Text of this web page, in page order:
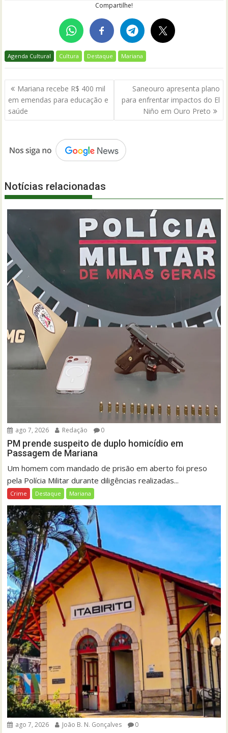
Compartilhe!
Agenda Cultural Cultura Destaque Mariana
Navegação
de
Post
Mariana recebe R$ 400 mil
em emendas para educação e
saúde
Saneouro apresenta plano
para enfrentar impactos do El
Niño em Ouro Preto
Notícias relacionadas
ago 7, 2026 Redação 0
PM prende suspeito de duplo homicídio em
Passagem de Mariana
Um homem com mandado de prisão em aberto foi preso
pela Polícia Militar durante diligências realizadas...
Crime Destaque Mariana
ago 7, 2026 João B. N. Gonçalves 0